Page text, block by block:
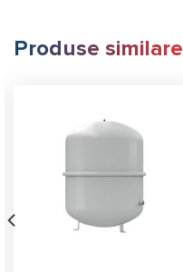
Produse similare